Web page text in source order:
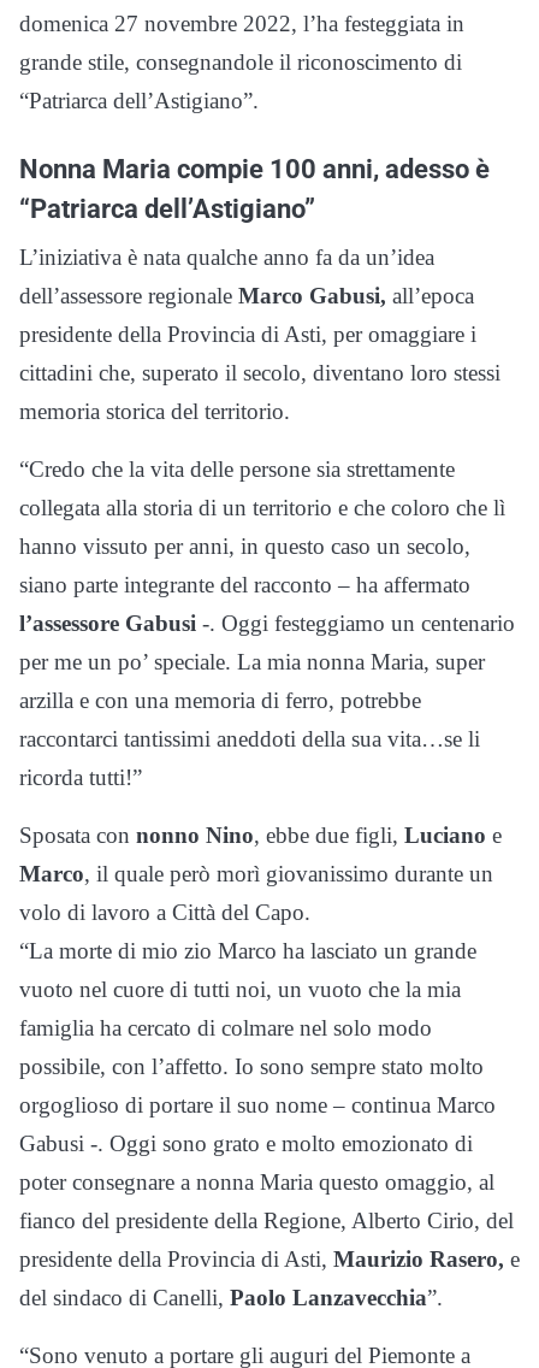
domenica 27 novembre 2022, l’ha festeggiata in
grande stile, consegnandole il riconoscimento di
“Patriarca dell’Astigiano”.
Nonna Maria compie 100 anni, adesso è
“Patriarca dell’Astigiano”
L’iniziativa è nata qualche anno fa da un’idea
dell’assessore regionale Marco Gabusi, all’epoca
presidente della Provincia di Asti, per omaggiare i
cittadini che, superato il secolo, diventano loro stessi
memoria storica del territorio.
“Credo che la vita delle persone sia strettamente
collegata alla storia di un territorio e che coloro che lì
hanno vissuto per anni, in questo caso un secolo,
siano parte integrante del racconto – ha affermato
l’assessore Gabusi -. Oggi festeggiamo un centenario
per me un po’ speciale. La mia nonna Maria, super
arzilla e con una memoria di ferro, potrebbe
raccontarci tantissimi aneddoti della sua vita…se li
ricorda tutti!”
Sposata con nonno Nino, ebbe due figli, Luciano e
Marco, il quale però morì giovanissimo durante un
volo di lavoro a Città del Capo.
“La morte di mio zio Marco ha lasciato un grande
vuoto nel cuore di tutti noi, un vuoto che la mia
famiglia ha cercato di colmare nel solo modo
possibile, con l’affetto. Io sono sempre stato molto
orgoglioso di portare il suo nome – continua Marco
Gabusi -. Oggi sono grato e molto emozionato di
poter consegnare a nonna Maria questo omaggio, al
fianco del presidente della Regione, Alberto Cirio, del
presidente della Provincia di Asti, Maurizio Rasero, e
del sindaco di Canelli, Paolo Lanzavecchia”.
“Sono venuto a portare gli auguri del Piemonte a